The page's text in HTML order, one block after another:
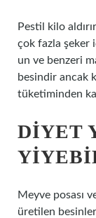
Pestil kilo
çok fazla şeker
un ve benzeri
besindir ancak
tüketiminden
DIYET
Meyve posası
üretilen